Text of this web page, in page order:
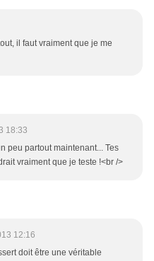
il faut vraiment que je me
18:33
peu partout maintenant... Tes
vraiment que je teste !<br />
12:16
doit être une véritable